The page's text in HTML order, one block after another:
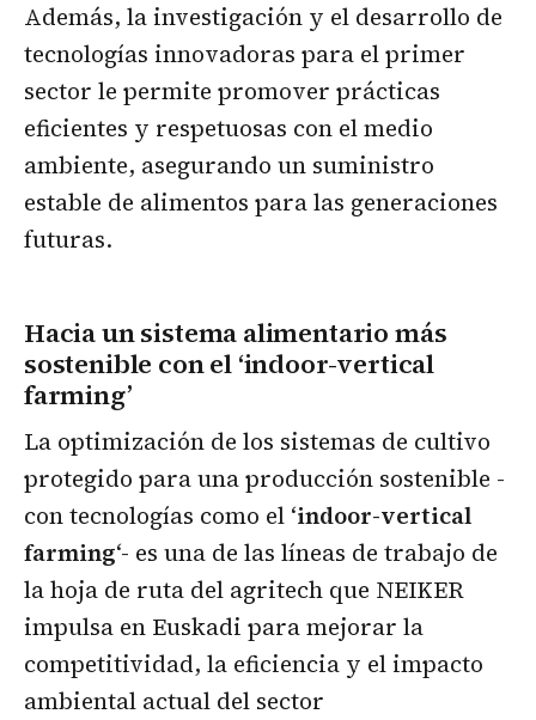
Además, la investigación y el desarrollo de
tecnologías innovadoras para el primer
sector le permite promover prácticas
eficientes y respetuosas con el medio
ambiente, asegurando un suministro
estable de alimentos para las generaciones
futuras.
Hacia un sistema alimentario más
sostenible con el ‘indoor-vertical
farming’
La optimización de los sistemas de cultivo
protegido para una producción sostenible -
con tecnologías como el ‘indoor-vertical
farming‘- es una de las líneas de trabajo de
la hoja de ruta del agritech que NEIKER
impulsa en Euskadi para mejorar la
competitividad, la eficiencia y el impacto
ambiental actual del sector